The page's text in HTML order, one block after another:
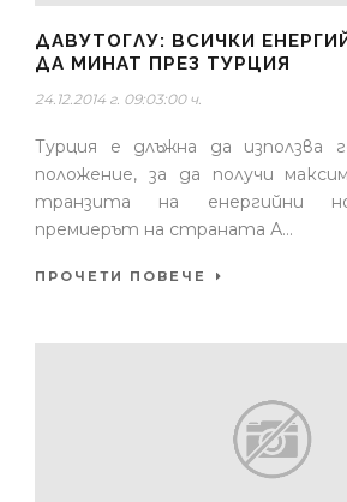
ДАВУТОГЛУ: ВСИЧКИ
ДА МИНАТ ПРЕЗ ТУРЦИЯ
24.12.2014 г. 09:03:00 ч.
Турция е длъжна да използва
положение, за да получи
транзита на енергийни
премиерът на страната А...
ПРОЧЕТИ ПОВЕЧЕ